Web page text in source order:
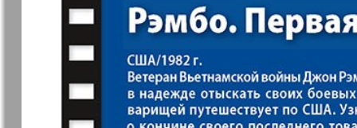
37
43
7плюс7я Авангард
Анонс Антенна